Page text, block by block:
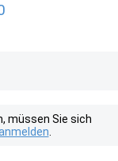
müssen Sie sich